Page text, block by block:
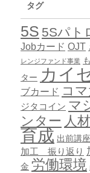
タグ
5S 5Sパト
Jobカード OJT
レンジファンド事業
ター カイ
ブカード コ
ジタコイン マ
ンター 人
育成 出前講座
加工 振り返り
金 労働環境